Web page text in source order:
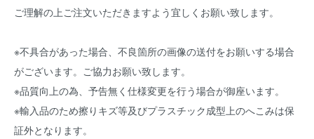
ご理解の上ご注文いただきますよう宜しくお願い致します。
※不具合があった場合、不良箇所の画像の送付をお願いする場合
がございます。ご協力お願い致します。
※品質向上の為、予告無く仕様変更を行う場合が御座います。
※輸入品のため擦りキズ等及びプラスチック成型上のへこみは保
証外となります。